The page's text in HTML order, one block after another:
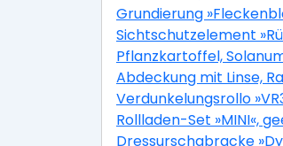
Grundierung
Sichtschutzelement
Pflanzkartoffel,
Abdeckung mit Linse,
Verdunkelungsrollo
Rollladen-Set »MINI«,
Dressurschabracke